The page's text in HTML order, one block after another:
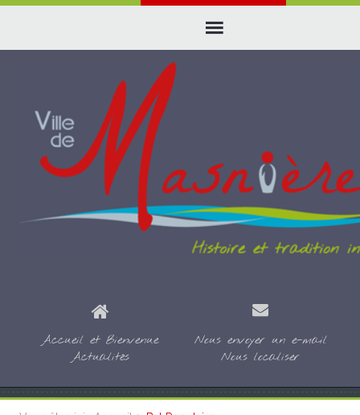
Accueil et Bienvenue
Actualités
Nous envoyer un e-mail
Nous localiser